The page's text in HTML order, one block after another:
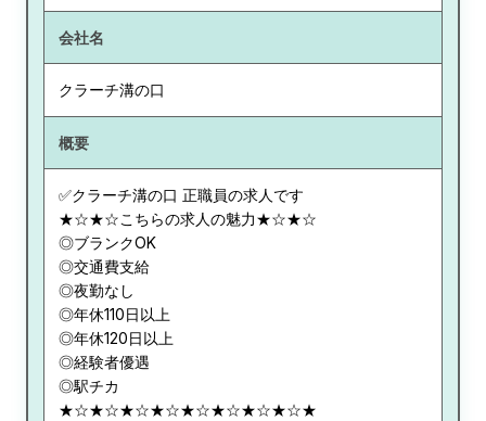
会社名
クラーチ溝の口
概要
✅クラーチ溝の口 正職員の求人です
★☆★☆こちらの求人の魅力★☆★☆
◎ブランクOK
◎交通費支給
◎夜勤なし
◎年休110日以上
◎年休120日以上
◎経験者優遇
◎駅チカ
★☆★☆★☆★☆★☆★☆★☆★☆★